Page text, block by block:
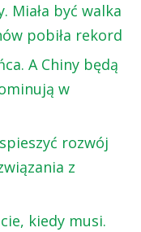
Miała być walka
pobiła rekord
A Chiny będą
w
rozwój
z
kiedy musi.